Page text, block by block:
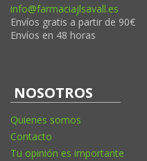
info@farmaciajlsavall.es
Envíos gratis a partir de 90€
Envíos en 48 horas
NOSOTROS
Quienes somos
Contacto
Tu opinión es importante